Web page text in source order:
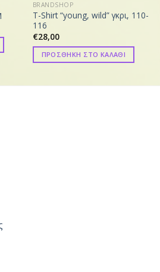
BRANDSHOP
T-Shirt “young, wild” γκρι, 110-
116
€28,00
ΠΡΟΣΘΗΚΗ ΣΤΟ ΚΑΛΑΘΙ